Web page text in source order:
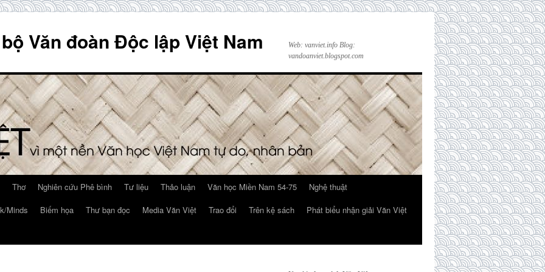
Văn đoàn Độc lập Việt Nam
Web: vanviet.info Blog:
vandoanviet.blogspot.com
Thơ Nghiên cứu Phê bình Tư liệu Thảo luận Văn học Miền Nam 54-75
Nghệ thuật
Minds Biếm họa Thư bạn đọc Media Văn Việt Trao đổi Trên kệ sách
Phát biểu nhận giải Văn Việt